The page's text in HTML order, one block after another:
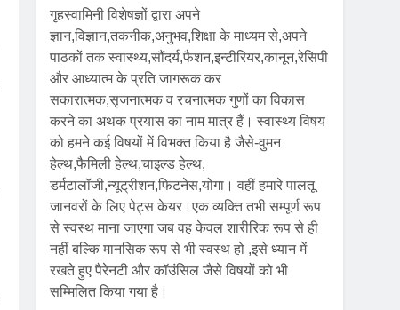
गृहस्वामिनी विशेषज्ञों द्वारा अपने
ज्ञान,विज्ञान,तकनीक,अनुभव,शिक्षा के माध्यम से,अपने
पाठकों तक स्वास्थ्य,सौंदर्य,फैशन,इन्टीरियर,कानून,रेसिपी
और आध्यात्म के प्रति जागरूक कर
सकारात्मक,सृजनात्मक व रचनात्मक गुणों का विकास
करने का अथक प्रयास का नाम मात्र हैं। स्वास्थ्य विषय
को हमने कई विषयों में विभक्त किया है जैसे-वुमन
हेल्थ,फैमिली हेल्थ,चाइल्ड हेल्थ,
डर्मटालॉजी,न्यूट्रीशन,फिटनेस,योगा। वहीं हमारे पालतू
जानवरों के लिए पेट्स केयर।एक व्यक्ति तभी सम्पूर्ण रूप
से स्वस्थ माना जाएगा जब वह केवल शारीरिक रूप से ही
नहीं बल्कि मानसिक रूप से भी स्वस्थ हो ,इसे ध्यान में
रखते हुए पैरेनटी और कॉउंसिल जैसे विषयों को भी
सम्मिलित किया गया है।